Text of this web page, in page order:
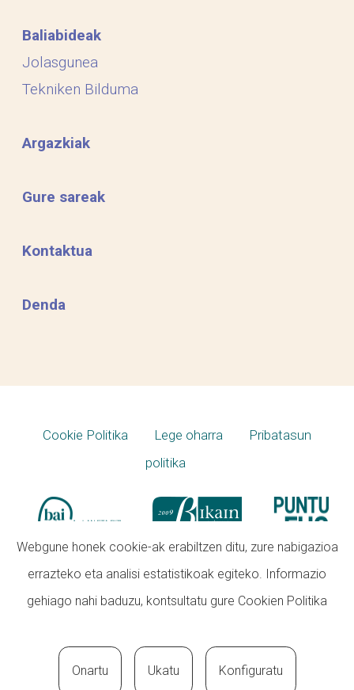
Baliabideak
Jolasgunea
Tekniken Bilduma
Argazkiak
Gure sareak
Kontaktua
Denda
Cookie Politika Lege oharra
Pribatasun
politika
Webgune honek cookie-ak erabiltzen ditu, zure nabigazioa
errazteko eta analisi estatistikoak egiteko. Informazio
gehiago nahi baduzu, kontsultatu gure Cookien Politika
Onartu Ukatu Konfiguratu